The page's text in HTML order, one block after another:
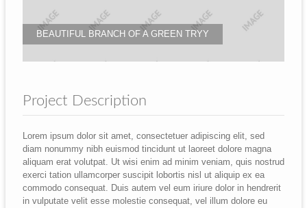
BEAUTIFUL BRANCH OF A GREEN TRYY
Project Description
Lorem ipsum dolor sit amet, consectetuer adipiscing elit, sed
diam nonummy nibh euismod tincidunt ut laoreet dolore magna
aliquam erat volutpat. Ut wisi enim ad minim veniam, quis nostrud
exerci tation ullamcorper suscipit lobortis nisl ut aliquip ex ea
commodo consequat. Duis autem vel eum iriure dolor in hendrerit
in vulputate velit esse molestie consequat, vel illum dolore eu